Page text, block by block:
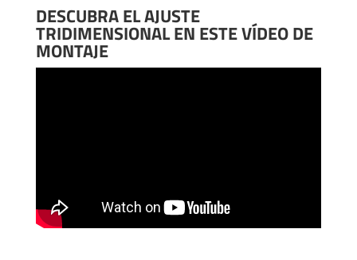
DESCUBRA EL AJUSTE
TRIDIMENSIONAL EN ESTE VÍDEO DE
MONTAJE